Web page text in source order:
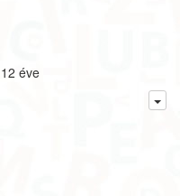
12 éve